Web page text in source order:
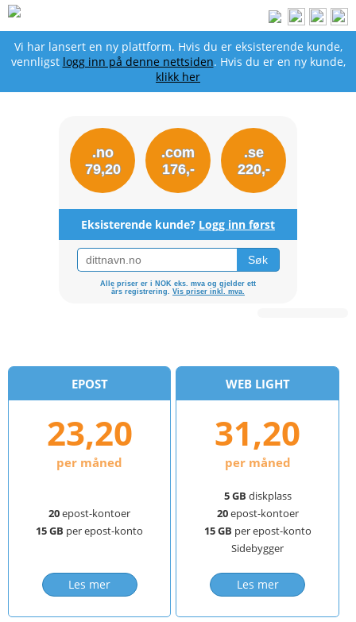
Vi har lansert en ny plattform. Hvis du er eksisterende kunde,
vennligst logg inn på denne nettsiden. Hvis du er en ny kunde,
klikk her
.no
79,20
.com
176,-
.se
220,-
Eksisterende kunde? Logg inn først
Alle priser er i NOK eks. mva og gjelder ett
års registrering. Vis priser inkl. mva.
EPOST
23,20
per måned
20epost-kontoer
15 GB per epost-konto
Les mer
WEB LIGHT
31,20
per måned
5 GB diskplass
20epost-kontoer
15 GB per epost-konto
Sidebygger
Les mer